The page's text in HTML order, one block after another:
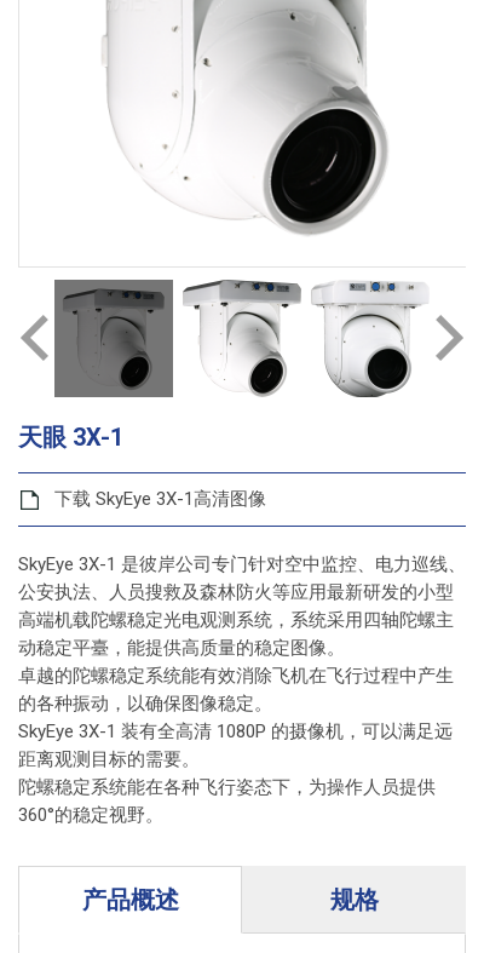
天眼 3X-1
下载 SkyEye 3X-1高清图像
SkyEye 3X-1 是彼岸公司专门针对空中监控、电力巡线、
公安执法、人员搜救及森林防火等应用最新研发的小型
高端机载陀螺稳定光电观测系统，系统采用四轴陀螺主
动稳定平臺，能提供高质量的稳定图像。
卓越的陀螺稳定系统能有效消除飞机在飞行过程中产生
的各种振动，以确保图像稳定。
SkyEye 3X-1 装有全高清 1080P 的摄像机，可以满足远
距离观测目标的需要。
陀螺稳定系统能在各种飞行姿态下，为操作人员提供
360°的稳定视野。
产品概述 规格